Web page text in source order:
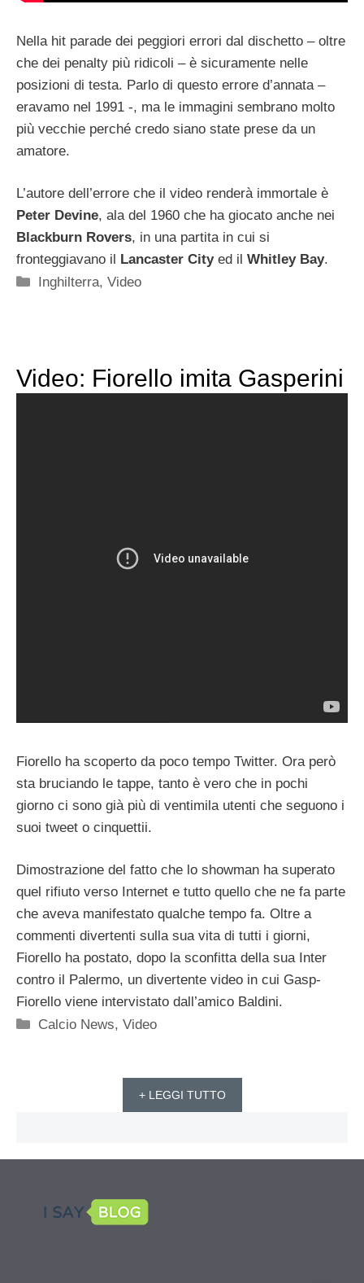
Nella hit parade dei peggiori errori dal dischetto – oltre
che dei penalty più ridicoli – è sicuramente nelle
posizioni di testa. Parlo di questo errore d’annata –
eravamo nel 1991 -, ma le immagini sembrano molto
più vecchie perché credo siano state prese da un
amatore.
L’autore dell’errore che il video renderà immortale è
Peter Devine, ala del 1960 che ha giocato anche nei
Blackburn Rovers, in una partita in cui si
fronteggiavano il Lancaster Cityed il Whitley Bay.
Categorie
Inghilterra,Video
Video: Fiorello imita Gasperini
Fiorello ha scoperto da poco tempo Twitter. Ora però
sta bruciando le tappe, tanto è vero che in pochi
giorno ci sono già più di ventimila utenti che seguono i
suoi tweet o cinquettii.
Dimostrazione del fatto che lo showman ha superato
quel rifiuto verso Internet e tutto quello che ne fa parte
che aveva manifestato qualche tempo fa. Oltre a
commenti divertenti sulla sua vita di tutti i giorni,
Fiorello ha postato, dopo la sconfitta della sua Inter
contro il Palermo, un divertente video in cui Gasp-
Fiorello viene intervistato dall’amico Baldini.
Categorie
Calcio News,Video
+ LEGGI TUTTO